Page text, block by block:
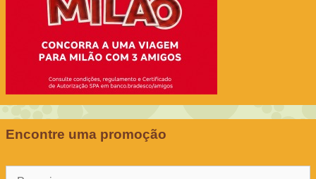
Encontre uma promoção
Pesquisar